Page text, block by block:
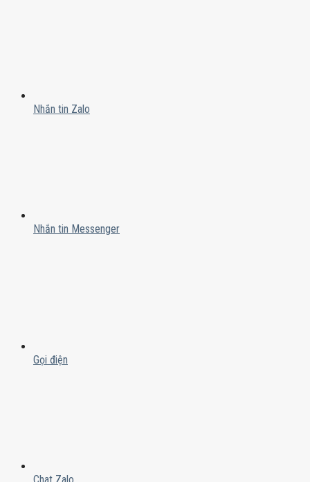
Nhắn tin Zalo
Nhắn tin Messenger
Gọi điện